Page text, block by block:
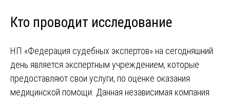
Кто проводит исследование
НП «Федерация судебных экспертов» на сегодняшний
день является экспертным учреждением, которые
предоставляют свои услуги, по оценке оказания
медицинской помощи. Данная независимая компания